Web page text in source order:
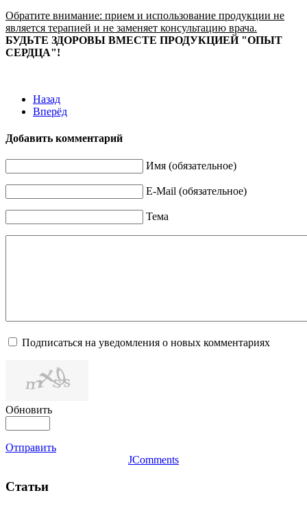
Обратите внимание: прием и использование продукции не
является терапией и не заменяет консультацию врача.
БУДЬТЕ ЗДОРОВЫ ВМЕСТЕ ПРОДУКЦИЕЙ "ОПЫТ
СЕРДЦА"!
Назад
Вперёд
Добавить комментарий
Имя (обязательное)
E-Mail (обязательное)
Тема
Подписаться на уведомления о новых комментариях
Обновить
Отправить
JComments
Статьи